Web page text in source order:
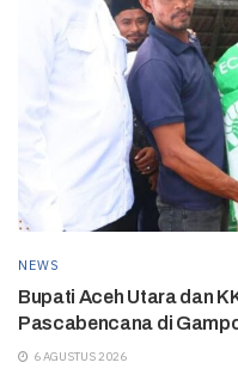
NEWS
Bupati Aceh Utara dan
Pascabencana di
6 AGUSTUS 2026